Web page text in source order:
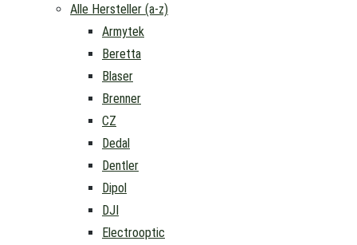
Alle Hersteller (a-z)
Armytek
Beretta
Blaser
Brenner
CZ
Dedal
Dentler
Dipol
DJI
Electrooptic